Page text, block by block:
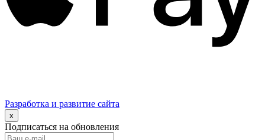
Разработка и развитие сайта
x
Подписаться на обновления